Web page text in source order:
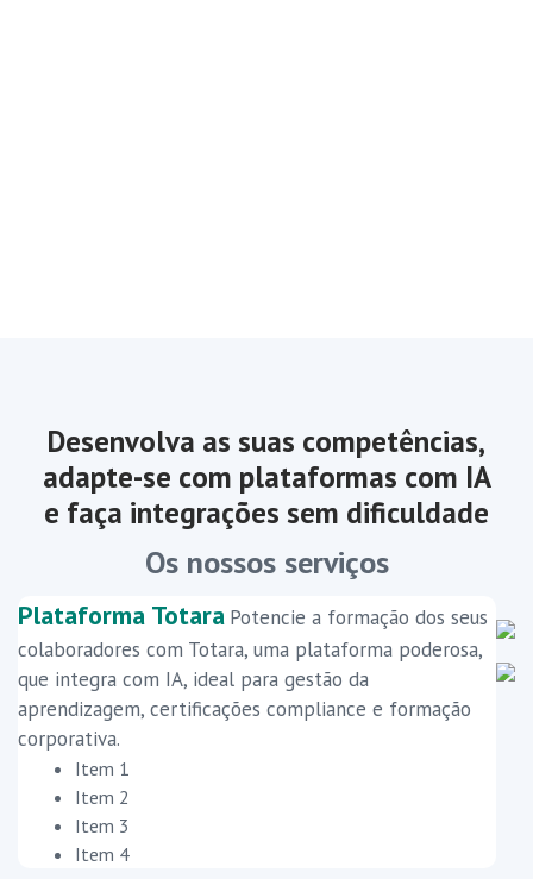
Desenvolva as suas competências,
adapte-se com plataformas com IA
e faça integrações sem dificuldade
Os nossos serviços
Plataforma Totara Potencie a formação dos seus
colaboradores com Totara, uma plataforma poderosa,
que integra com IA, ideal para gestão da
aprendizagem, certificações compliance e formação
corporativa.
Item 1
Item 2
Item 3
Item 4